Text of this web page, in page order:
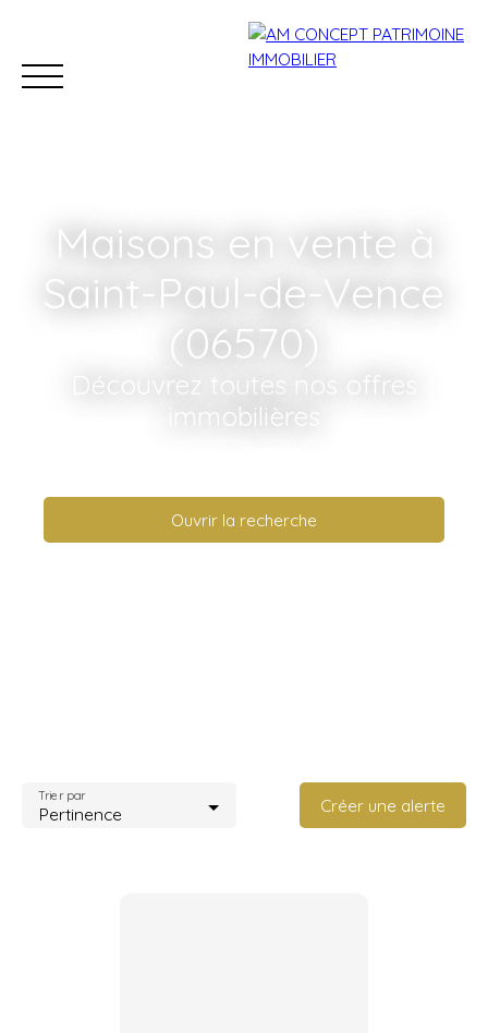
Maisons en vente à
Saint-Paul-de-Vence
(06570)
Découvrez toutes nos offres
immobilières
Ouvrir la recherche
Pertinence
Trier par Créer une alerte